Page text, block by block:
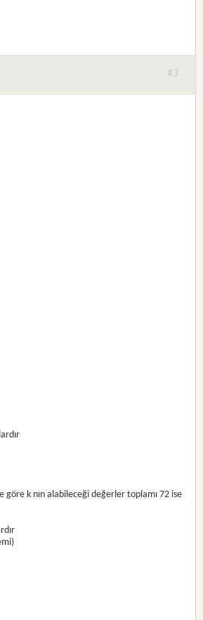
#3
göre k nın alabileceği değerler toplamı 72 ise